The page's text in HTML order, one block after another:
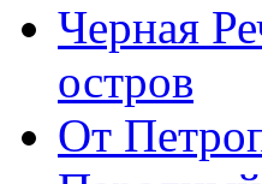
Черная
остров
От